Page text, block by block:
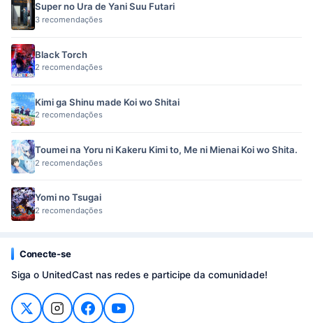
Super no Ura de Yani Suu Futari
3 recomendações
Black Torch
2 recomendações
Kimi ga Shinu made Koi wo Shitai
2 recomendações
Toumei na Yoru ni Kakeru Kimi to, Me ni Mienai Koi wo Shita.
2 recomendações
Yomi no Tsugai
2 recomendações
Conecte-se
Siga o UnitedCast nas redes e participe da comunidade!